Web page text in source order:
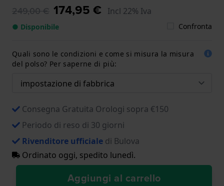
249,00 € 174,95 € Incl 22% Iva
● Disponibile Confronta
Quali sono le condizioni e come si misura la misura
del polso? Per saperne di più:
Consegna Gratuita Orologi sopra €150
Periodo di reso di 30 giorni
Rivenditore ufficiale di Bulova
Ordinato oggi, spedito lunedì.
Aggiungi al carrello